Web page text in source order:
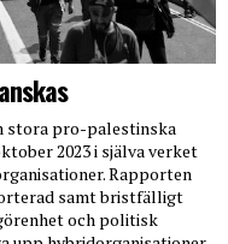
stora pro-palestinska
2023 i själva verket
Rapporten
samt bristfälligt
och politisk